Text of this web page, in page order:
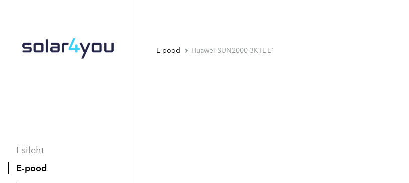
Esileht
E-pood
E-pood Huawei SUN2000-3KTL-L1